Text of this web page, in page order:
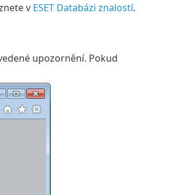
v ESET Databázi znalostí.
upozornění. Pokud